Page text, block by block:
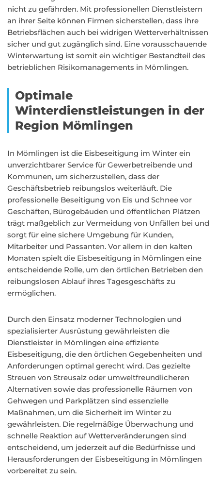
nicht zu gefährden. Mit professionellen Dienstleistern
an ihrer Seite können Firmen sicherstellen, dass ihre
Betriebsflächen auch bei widrigen Wetterverhältnissen
sicher und gut zugänglich sind. Eine vorausschauende
Winterwartung ist somit ein wichtiger Bestandteil des
betrieblichen Risikomanagements in Mömlingen.
Optimale
Winterdienstleistungen in der
Region Mömlingen
In Mömlingen ist die Eisbeseitigung im Winter ein
unverzichtbarer Service für Gewerbetreibende und
Kommunen, um sicherzustellen, dass der
Geschäftsbetrieb reibungslos weiterläuft. Die
professionelle Beseitigung von Eis und Schnee vor
Geschäften, Bürogebäuden und öffentlichen Plätzen
trägt maßgeblich zur Vermeidung von Unfällen bei und
sorgt für eine sichere Umgebung für Kunden,
Mitarbeiter und Passanten. Vor allem in den kalten
Monaten spielt die Eisbeseitigung in Mömlingen eine
entscheidende Rolle, um den örtlichen Betrieben den
reibungslosen Ablauf ihres Tagesgeschäfts zu
ermöglichen.
Durch den Einsatz moderner Technologien und
spezialisierter Ausrüstung gewährleisten die
Dienstleister in Mömlingen eine effiziente
Eisbeseitigung, die den örtlichen Gegebenheiten und
Anforderungen optimal gerecht wird. Das gezielte
Streuen von Streusalz oder umweltfreundlicheren
Alternativen sowie das professionelle Räumen von
Gehwegen und Parkplätzen sind essenzielle
Maßnahmen, um die Sicherheit im Winter zu
gewährleisten. Die regelmäßige Überwachung und
schnelle Reaktion auf Wetterveränderungen sind
entscheidend, um jederzeit auf die Bedürfnisse und
Herausforderungen der Eisbeseitigung in Mömlingen
vorbereitet zu sein.